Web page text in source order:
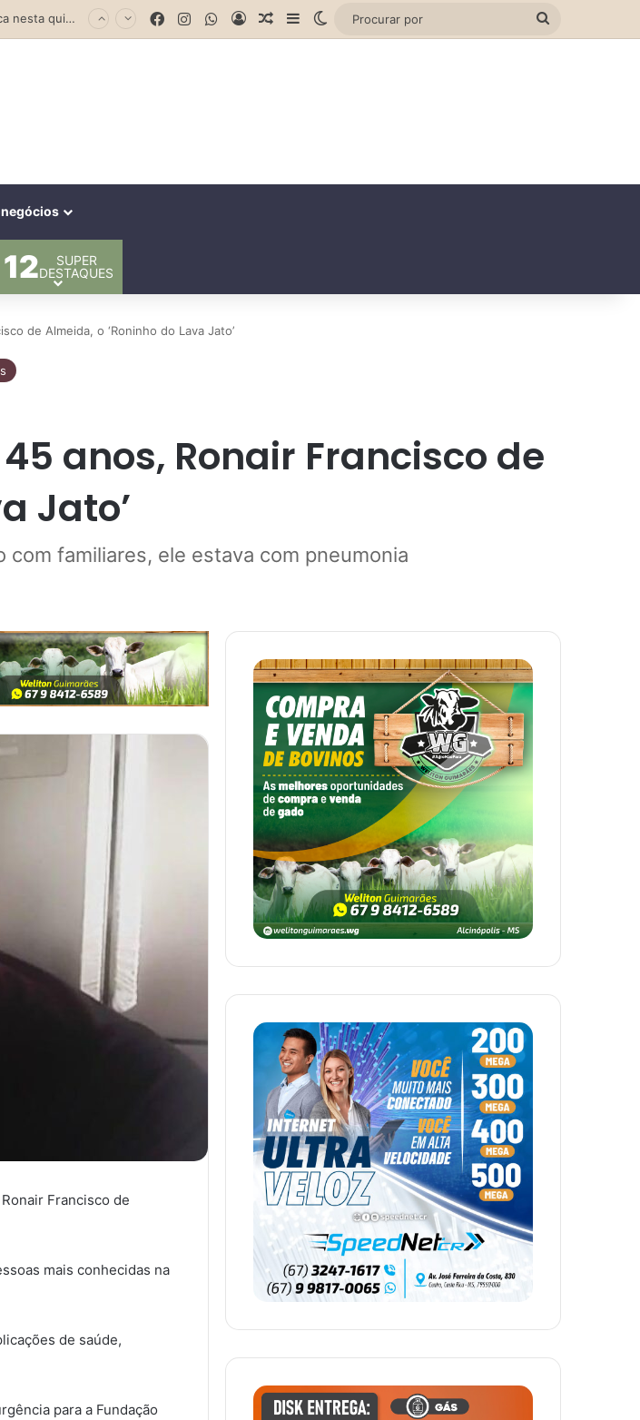
Facebook
InstagramWhatsApp
EntrarArtigo aleatório
Barra Lateral
Switch skin
12
SUPER
DESTAQUES
de Almeida, o ‘Roninho do Lava Jato’
anos, Ronair Francisco de
Jato’
familiares, ele estava com pneumonia
Francisco de
mais conhecidas na
de saúde,
para a Fundação